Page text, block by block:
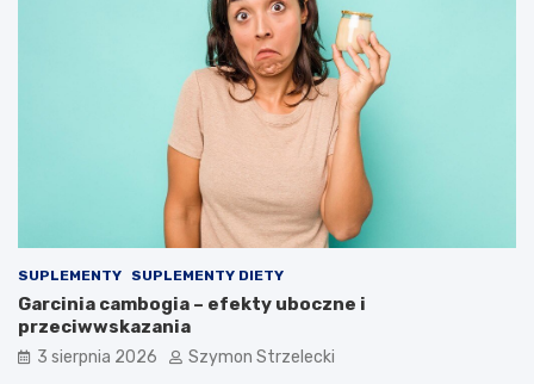
SUPLEMENTY SUPLEMENTY DIETY
Garcinia cambogia – efekty uboczne i
przeciwwskazania
3 sierpnia 2026 Szymon Strzelecki